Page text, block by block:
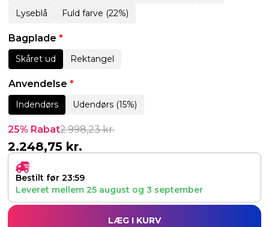
Lyseblå
Fuld farve (22%)
Bagplade *
Skåret ud Rektangel
Anvendelse *
Indendørs Udendørs (15%)
25% Rabat2.998,23kr.
2.248,75 kr.
Bestilt før 23:59
Leveret mellem 25 august og 3 september
LÆG I KURV